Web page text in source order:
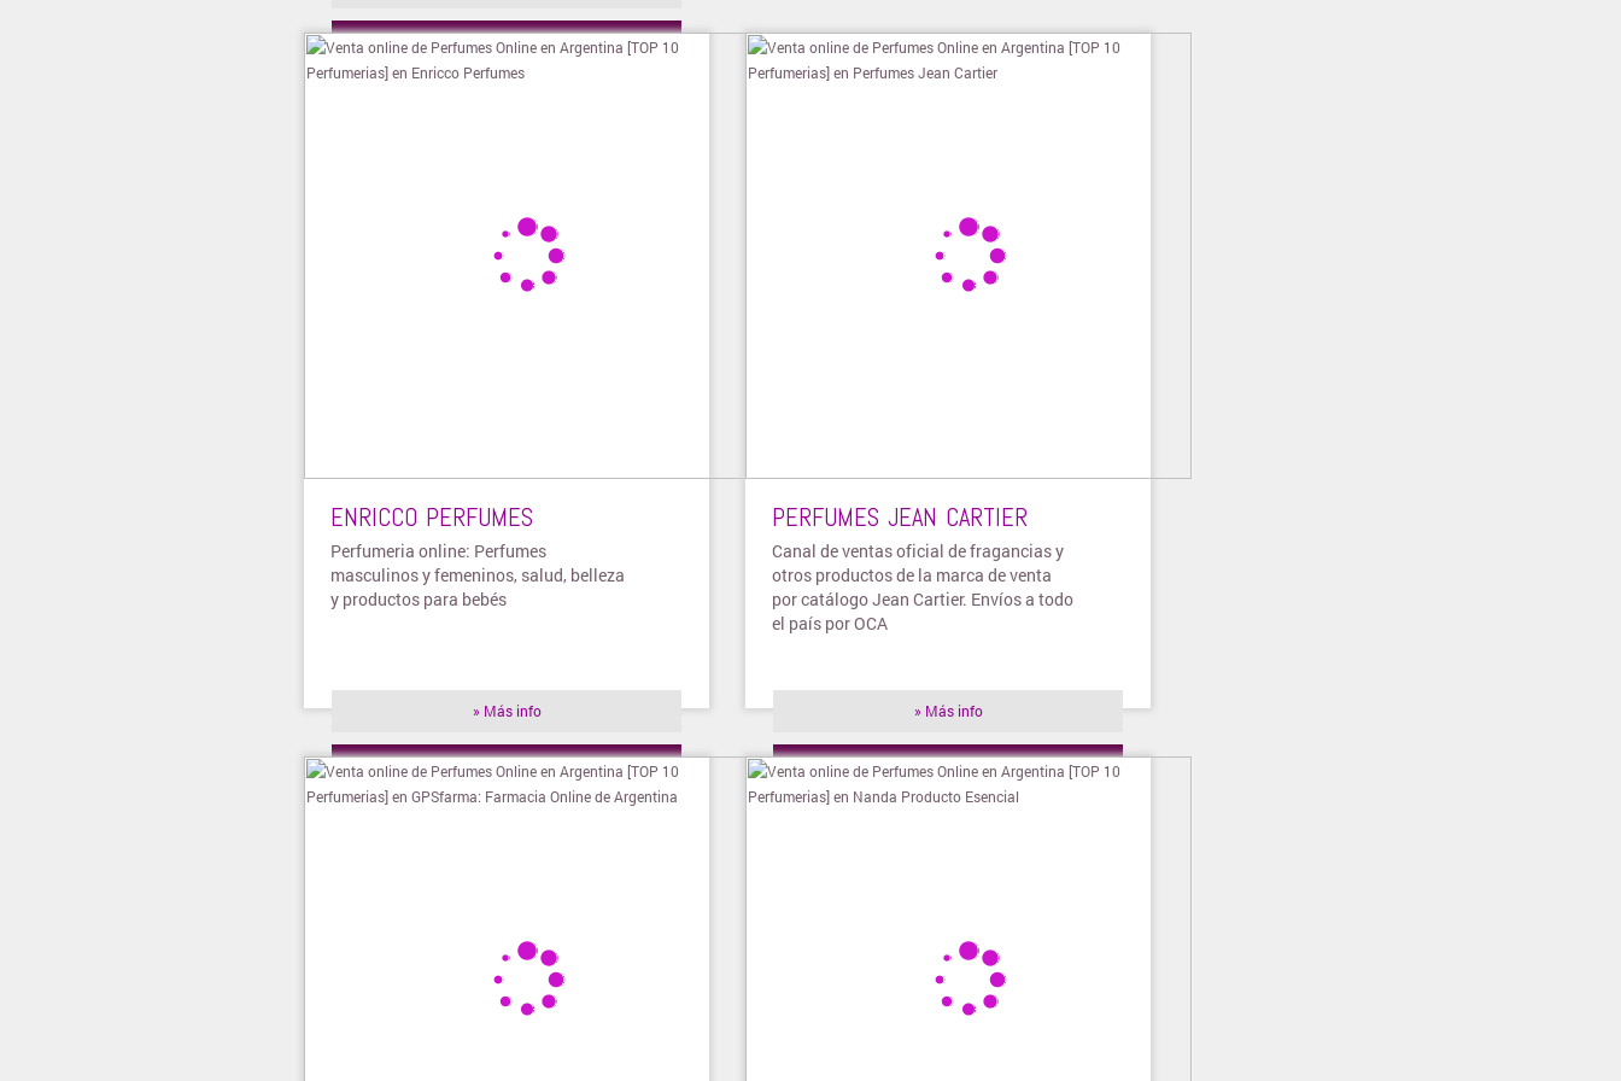
» Visitar tienda
ENRICCO PERFUMES
Perfumeria online: Perfumes
masculinos y femeninos, salud, belleza
y productos para bebés
» Más info
» Visitar tienda
PERFUMES JEAN CARTIER
Canal de ventas oficial de fragancias y
otros productos de la marca de venta
por catálogo Jean Cartier. Envíos a todo
el país por OCA
» Más info
» Visitar tienda